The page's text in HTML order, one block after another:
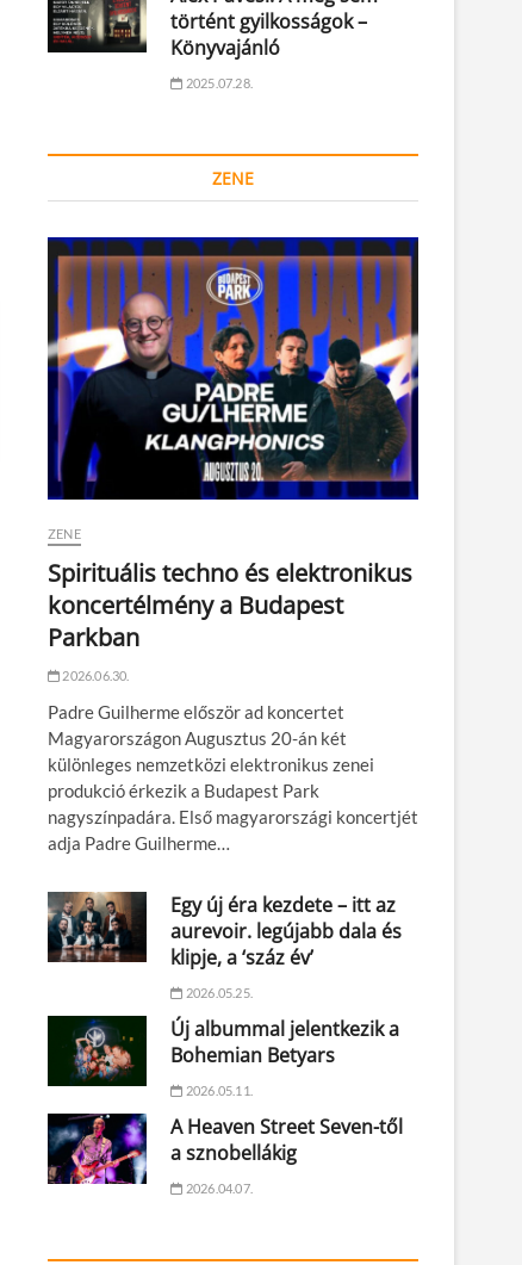
történt gyilkosságok –
Könyvajánló
2025.07.28.
ZENE
ZENE
Spirituális techno és elektronikus
koncertélmény a Budapest
Parkban
2026.06.30.
Padre Guilherme először ad koncertet
Magyarországon Augusztus 20-án két
különleges nemzetközi elektronikus zenei
produkció érkezik a Budapest Park
nagyszínpadára. Első magyarországi koncertjét
adja Padre Guilherme…
Egy új éra kezdete – itt az
aurevoir. legújabb dala és
klipje, a ‘száz év’
2026.05.25.
Új albummal jelentkezik a
Bohemian Betyars
2026.05.11.
A Heaven Street Seven-től
a sznobellákig
2026.04.07.